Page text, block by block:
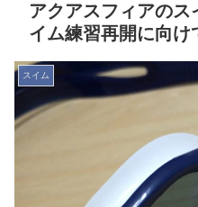
アクアスフィアのス
イム練習再開に向け
スイム